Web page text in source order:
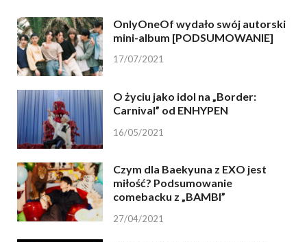
OnlyOneOf wydało swój autorski
mini-album [PODSUMOWANIE]
17/07/2021
O życiu jako idol na „Border:
Carnival” od ENHYPEN
16/05/2021
Czym dla Baekyuna z EXO jest
miłość? Podsumowanie
comebacku z „BAMBI”
27/04/2021